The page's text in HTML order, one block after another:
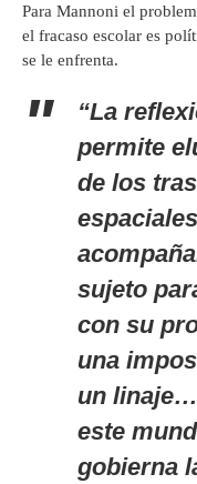
Para Mannoni el
el fracaso escolar es
se le enfrenta.
“La
permite
de los
sujeto
con su
una
un
este
gobierna